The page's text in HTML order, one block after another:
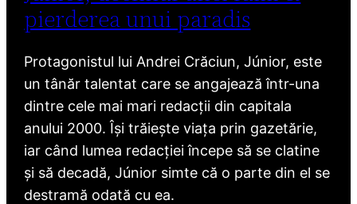
pierderea unui paradis
Protagonistul lui Andrei Crăciun, Júnior, este
un tânăr talentat care se angajează într-una
dintre cele mai mari redacții din capitala
anului 2000. Își trăiește viața prin gazetărie,
iar când lumea redacției începe să se clatine
și să decadă, Júnior simte că o parte din el se
destramă odată cu ea.